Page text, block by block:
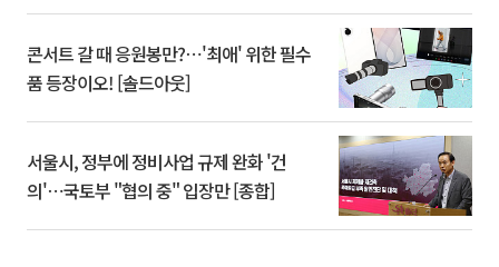
콘서트 갈 때 응원봉만?⋯'최애' 위한 필수
품 등장이오! [솔드아웃]
서울시, 정부에 정비사업 규제 완화 '건
의'⋯국토부 "협의 중" 입장만 [종합]